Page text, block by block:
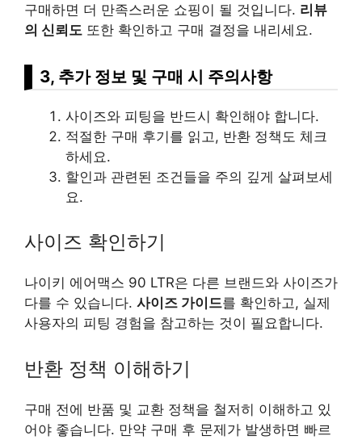
구매하면 더 만족스러운 쇼핑이 될 것입니다. 리뷰
의 신뢰도 또한 확인하고 구매 결정을 내리세요.
3, 추가 정보 및 구매 시 주의사항
사이즈와 피팅을 반드시 확인해야 합니다.
적절한 구매 후기를 읽고, 반환 정책도 체크
하세요.
할인과 관련된 조건들을 주의 깊게 살펴보세
요.
사이즈 확인하기
나이키 에어맥스 90 LTR은 다른 브랜드와 사이즈가
다를 수 있습니다. 사이즈 가이드를 확인하고, 실제
사용자의 피팅 경험을 참고하는 것이 필요합니다.
반환 정책 이해하기
구매 전에 반품 및 교환 정책을 철저히 이해하고 있
어야 좋습니다. 만약 구매 후 문제가 발생하면 빠르